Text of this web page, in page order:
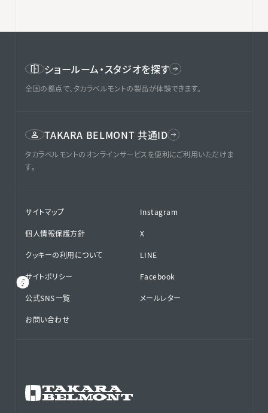
ショールーム・スタジオを探す
全国の拠点で、タカラベルモントの製品が体験できます。
TAKARA BELMONT 共通ID
タカラベルモントのオンラインサービスを便利にご利用いただけま
す。
サイトマップ
個人情報保護方針
クッキーの利用について
サイトポリシー
公式SNS⁨⁩一覧
お問い合わせ
Instagram
X
LINE
Facebook
メールレター